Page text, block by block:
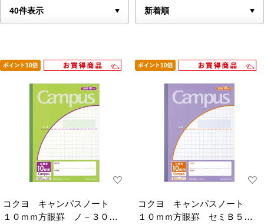
コクヨ キャンパスノート
１０ｍｍ方眼罫 ノ－３０Ｓ
コクヨ キャンパスノート
１０ｍｍ方眼罫 セミＢ５